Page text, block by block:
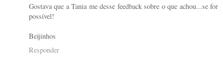
Gostava que a Tania me desse feedback sobre o que achou...se for
possível!
Beijinhos
Responder